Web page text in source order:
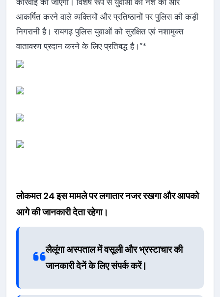
आकर्षित करने वाले व्यक्तियों और प्रतिष्ठानों पर पुलिस की कड़ी
निगरानी है। रायगढ़ पुलिस युवाओं को सुरक्षित एवं नशामुक्त
वातावरण प्रदान करने के लिए प्रतिबद्ध है।”*
लोकमत 24 इस मामले पर लगातार नजर रखगा और आपको
आगे की जानकारी देता रहेगा।
लैलूंगा अस्पताल में वसूली और भ्रस्टाचार की
जानकारी देनें के लिए संपर्क करें |